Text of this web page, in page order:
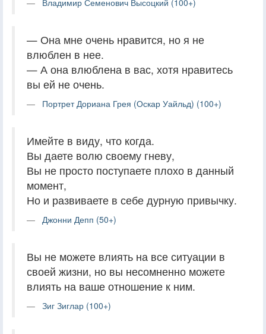
— Она мне очень нравится, но я не
влюблен в нее.
— А она влюблена в вас, хотя нравитесь
вы ей не очень.
Портрет Дориана Грея (Оскар Уайльд) (100+)
Имейте в виду, что когда.
Вы даете волю своему гневу,
Вы не просто поступаете плохо в данный
момент,
Но и развиваете в себе дурную привычку.
Джонни Депп (50+)
Вы не можете влиять на все ситуации в
своей жизни, но вы несомненно можете
влиять на ваше отношение к ним.
Зиг Зиглар (100+)